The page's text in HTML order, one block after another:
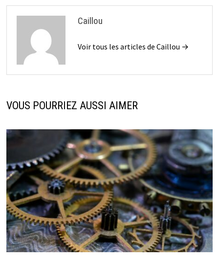
Caillou
Voir tous les articles de Caillou →
VOUS POURRIEZ AUSSI AIMER